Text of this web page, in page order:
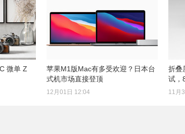
微单 Z
苹果M1版Mac有多受欢迎？日本台
式机市场直接登顶
12月01日 12:04
折叠
试，
11月